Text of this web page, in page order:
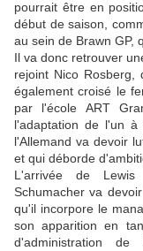
pourrait être en
début de saison,
au sein de Brawn GP,
Il va donc retrouver
rejoint Nico
également croisé le
par l'école ART
l'adaptation de l'un
l'Allemand va devoir
et qui déborde
L'arrivée de
Schumacher va
qu'il incorpore le
son apparition en
d'administration